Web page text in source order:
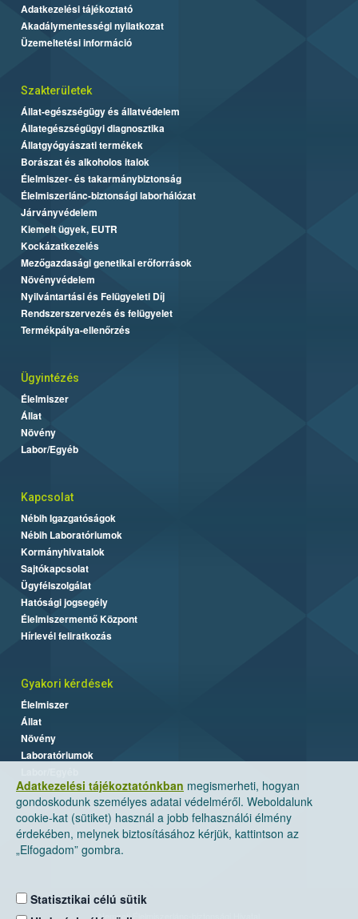
Adatkezelési tájékoztatónkban megismerheti, hogyan
gondoskodunk személyes adatai védelméről. Weboldalunk
cookie-kat (sütiket) használ a jobb felhasználói élmény
érdekében, melynek biztosításához kérjük, kattintson az
„Elfogadom” gombra.
Statisztikai célú sütik
Adatkezelési tájékoztató
Akadálymentességi nyilatkozat
Üzemeltetési információ
Szakterületek
Állat-egészségügy és állatvédelem
Állategészségügyi diagnosztika
Állatgyógyászati termékek
Borászat és alkoholos italok
Élelmiszer- és takarmánybiztonság
Élelmiszerlánc-biztonsági laborhálózat
Járványvédelem
Kiemelt ügyek, EUTR
Kockázatkezelés
Mezőgazdasági genetikai erőforrások
Növényvédelem
Nyilvántartási és Felügyeleti Díj
Rendszerszervezés és felügyelet
Termékpálya-ellenőrzés
Ügyintézés
Élelmiszer
Állat
Növény
Labor/Egyéb
Kapcsolat
Nébih Igazgatóságok
Nébih Laboratóriumok
Kormányhivatalok
Sajtókapcsolat
Ügyfélszolgálat
Hatósági jogsegély
Élelmiszermentő Központ
Hírlevél feliratkozás
Gyakori kérdések
Élelmiszer
Állat
Növény
Laboratóriumok
Nemzeti Élelmiszerlánc-biztonsági Hivatal